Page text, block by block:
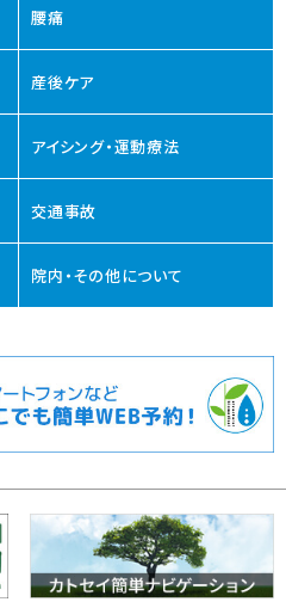
腰痛
産後ケア
アイシング・運動療法
交通事故
院内・その他について